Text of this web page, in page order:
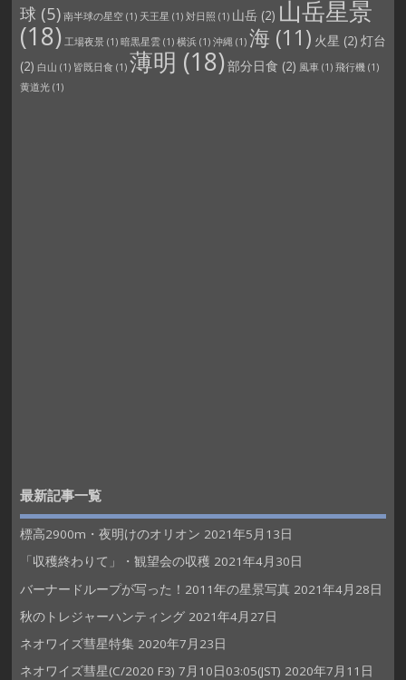
球 (5) 南半球の星空(1) 天王星 (1) 対日照 (1) 山岳(2) 山岳星景
(18) 工場夜景(1) 暗黒星雲(1) 横浜(1) 沖縄(1) 海 (11) 火星 (2) 灯台
(2) 白山 (1) 皆既日食 (1) 薄明 (18)部分日食 (2) 風車(1) 飛行機(1)
黄道光(1)
最新記事一覧
標高2900m・夜明けのオリオン 2021年5月13日
「収穫終わりて」・観望会の収穫 2021年4月30日
バーナードループが写った！2011年の星景写真 2021年4月28日
秋のトレジャーハンティング 2021年4月27日
ネオワイズ彗星特集 2020年7月23日
ネオワイズ彗星(C/2020 F3) 7月10日03:05(JST) 2020年7月11日